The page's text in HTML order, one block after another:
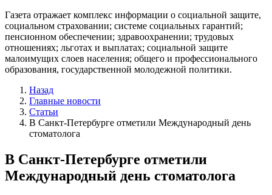
Газета отражает комплекс информации о социальной защите,
социальном страховании; системе социальных гарантий;
пенсионном обеспечении; здравоохранении; трудовых
отношениях; льготах и выплатах; социальной защите
малоимущих слоев населения; общего и профессионального
образования, государственной молодежной политики.
Назад
Главные новости
Статьи
В Санкт-Петербурге отметили Международный день
стоматолога
В Санкт-Петербурге отметили
Международный день стоматолога